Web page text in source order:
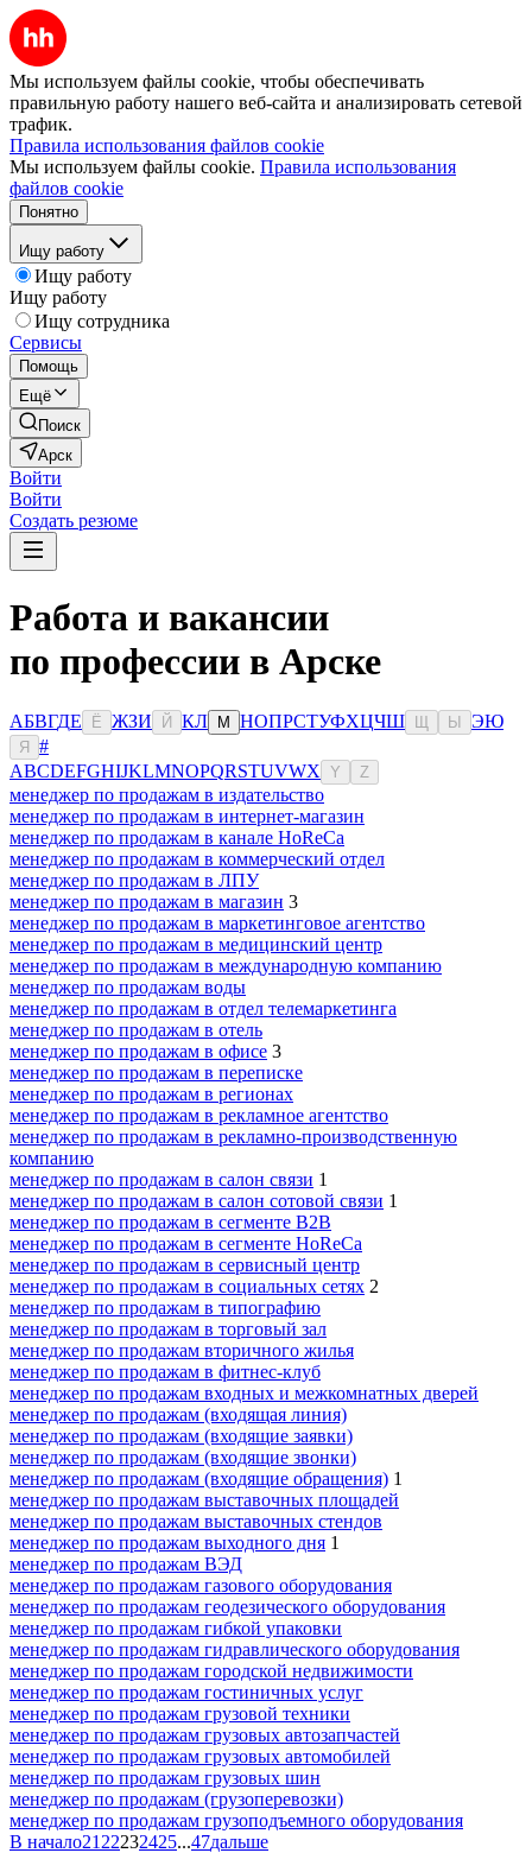
Мы используем файлы cookie, чтобы обеспечивать
правильную работу нашего веб-сайта и анализировать сетевой
трафик.
Правила использования файлов cookie
Мы используем файлы cookie. Правила использования
файлов cookie
Понятно
Ищу работу
Ищу работу
Ищу работу
Ищу сотрудника
Сервисы
Помощь
Ещё
Поиск
Арск
Войти
Войти
Создать резюме
Работа и вакансии
по профессии в Арске
АБВГДЕ Ё ЖЗИ Й КЛ М НОПРСТУФХЦЧШ Ы ЭЮ
Я
#
ABCDEFGHIJKLMNOPQRSTUVWX Y Z
менеджер по продажам в издательство
менеджер по продажам в интернет-магазин
менеджер по продажам в канале HoReCa
менеджер по продажам в коммерческий отдел
менеджер по продажам в ЛПУ
менеджер по продажам в магазин 3
менеджер по продажам в маркетинговое агентство
менеджер по продажам в медицинский центр
менеджер по продажам в международную компанию
менеджер по продажам воды
менеджер по продажам в отдел телемаркетинга
менеджер по продажам в отель
менеджер по продажам в офисе 3
менеджер по продажам в переписке
менеджер по продажам в регионах
менеджер по продажам в рекламное агентство
менеджер по продажам в рекламно-производственную
компанию
менеджер по продажам в салон связи 1
менеджер по продажам в салон сотовой связи 1
менеджер по продажам в сегменте B2B
менеджер по продажам в сегменте HoReCa
менеджер по продажам в сервисный центр
менеджер по продажам в социальных сетях 2
менеджер по продажам в типографию
менеджер по продажам в торговый зал
менеджер по продажам вторичного жилья
менеджер по продажам в фитнес-клуб
менеджер по продажам входных и межкомнатных дверей
менеджер по продажам (входящая линия)
менеджер по продажам (входящие заявки)
менеджер по продажам (входящие звонки)
менеджер по продажам (входящие обращения) 1
менеджер по продажам выставочных площадей
менеджер по продажам выставочных стендов
менеджер по продажам выходного дня 1
менеджер по продажам ВЭД
менеджер по продажам газового оборудования
менеджер по продажам геодезического оборудования
менеджер по продажам гибкой упаковки
менеджер по продажам гидравлического оборудования
менеджер по продажам городской недвижимости
менеджер по продажам гостиничных услуг
менеджер по продажам грузовой техники
менеджер по продажам грузовых автозапчастей
менеджер по продажам грузовых автомобилей
менеджер по продажам грузовых шин
менеджер по продажам (грузоперевозки)
менеджер по продажам грузоподъемного оборудования
В начало21 22232425...47дальше